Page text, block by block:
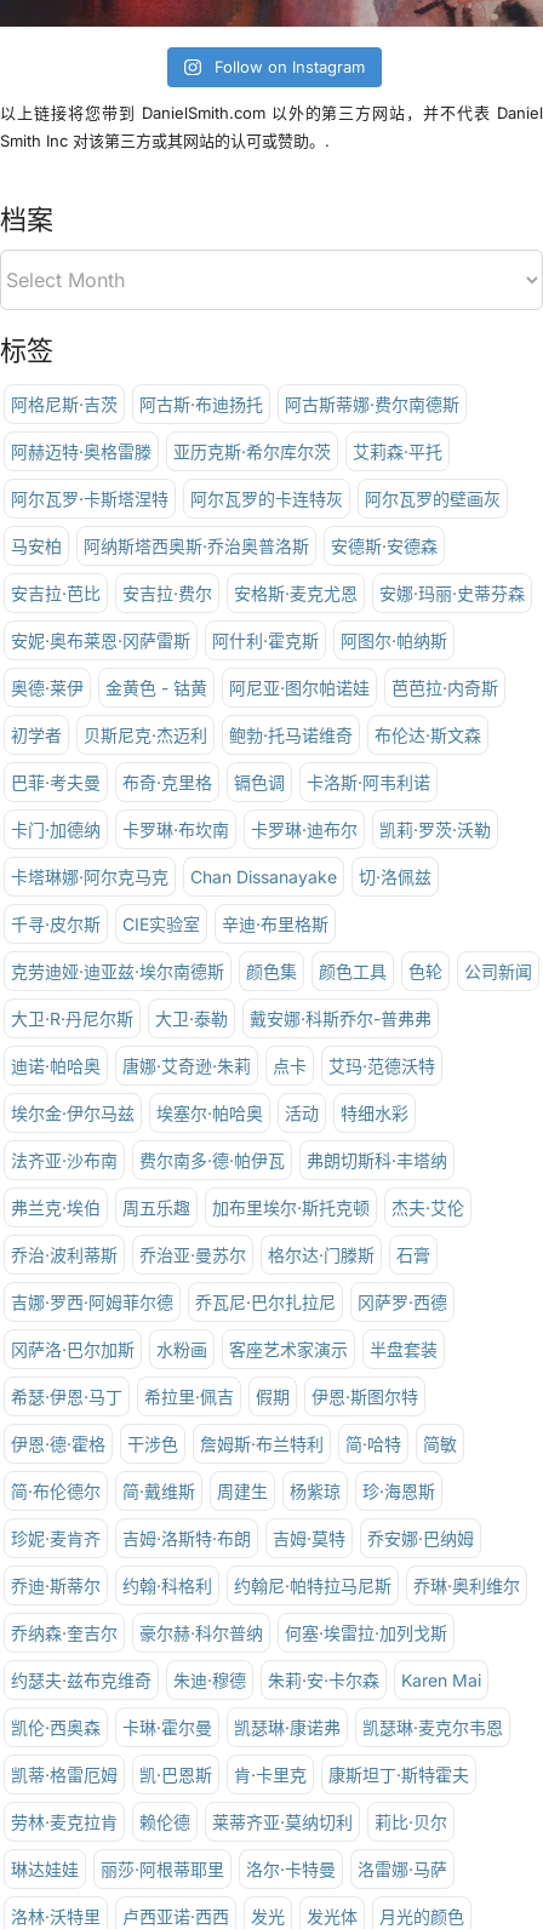
Follow on Instagram
以上链接将您带到 DanielSmith.com 以外的第三方网站，并不代表 Daniel
Smith Inc 对该第三方或其网站的认可或赞助。.
档案
标签
阿格尼斯·吉茨 阿古斯·布迪扬托 阿古斯蒂娜·费尔南德斯
阿赫迈特·奥格雷滕 亚历克斯·希尔库尔茨 艾莉森·平托
阿尔瓦罗·卡斯塔涅特 阿尔瓦罗的卡连特灰 阿尔瓦罗的壁画灰
马安柏 阿纳斯塔西奥斯·乔治奥普洛斯 安德斯·安德森
安吉拉·芭比 安吉拉·费尔 安格斯·麦克尤恩 安娜·玛丽·史蒂芬森
安妮·奥布莱恩·冈萨雷斯 阿什利·霍克斯 阿图尔·帕纳斯
奥德·莱伊 金黄色 - 钴黄 阿尼亚·图尔帕诺娃 芭芭拉·内奇斯
初学者 贝斯尼克·杰迈利 鲍勃·托马诺维奇 布伦达·斯文森
巴菲·考夫曼 布奇·克里格 镉色调 卡洛斯·阿韦利诺
卡门·加德纳 卡罗琳·布坎南 卡罗琳·迪布尔 凯莉·罗茨·沃勒
卡塔琳娜·阿尔克马克 Chan Dissanayake 切·洛佩兹
千寻·皮尔斯 CIE实验室 辛迪·布里格斯
克劳迪娅·迪亚兹·埃尔南德斯 颜色集 颜色工具 色轮 公司新闻
大卫·R·丹尼尔斯 大卫·泰勒 戴安娜·科斯乔尔-普弗弗
迪诺·帕哈奥 唐娜·艾奇逊·朱莉 点卡 艾玛·范德沃特
埃尔金·伊尔马兹 埃塞尔·帕哈奥 活动 特细水彩
法齐亚·沙布南 费尔南多·德·帕伊瓦 弗朗切斯科·丰塔纳
弗兰克·埃伯 周五乐趣 加布里埃尔·斯托克顿 杰夫·艾伦
乔治·波利蒂斯 乔治亚·曼苏尔 格尔达·门滕斯 石膏
吉娜·罗西·阿姆菲尔德 乔瓦尼·巴尔扎拉尼 冈萨罗·西德
冈萨洛·巴尔加斯 水粉画 客座艺术家演示 半盘套装
希瑟·伊恩·马丁 希拉里·佩吉 假期 伊恩·斯图尔特
伊恩·德·霍格 干涉色 詹姆斯·布兰特利 简·哈特 简敏
简·布伦德尔 简·戴维斯 周建生 杨紫琼 珍·海恩斯
珍妮·麦肯齐 吉姆·洛斯特·布朗 吉姆·莫特 乔安娜·巴纳姆
乔迪·斯蒂尔 约翰·科格利 约翰尼·帕特拉马尼斯 乔琳·奥利维尔
乔纳森·奎吉尔 豪尔赫·科尔普纳 何塞·埃雷拉·加列戈斯
约瑟夫·兹布克维奇 朱迪·穆德 朱莉·安·卡尔森 Karen Mai
凯伦·西奥森 卡琳·霍尔曼 凯瑟琳·康诺弗 凯瑟琳·麦克尔韦恩
凯蒂·格雷厄姆 凯·巴恩斯 肯·卡里克 康斯坦丁·斯特霍夫
劳林·麦克拉肯 赖伦德 莱蒂齐亚·莫纳切利 莉比·贝尔
琳达娃娃 丽莎·阿根蒂耶里 洛尔·卡特曼 洛雷娜·马萨
洛林·沃特里 卢西亚诺·西西 发光 发光体 月光的颜色